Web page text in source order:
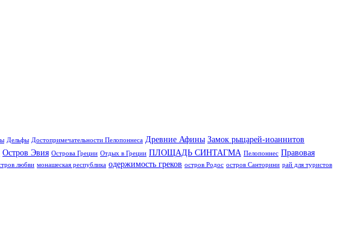
Дельфы Достопримечательности Пелопоннеса Древние Афины Замок рыцарей-иоаннитов
Остров Эвия Острова Греции Отдых в Греции ПЛОЩАДЬ СИНТАГМА Пелопоннес Правовая
любви монашеская республика одержимость греков остров Родос остров Санторини рай для туристов